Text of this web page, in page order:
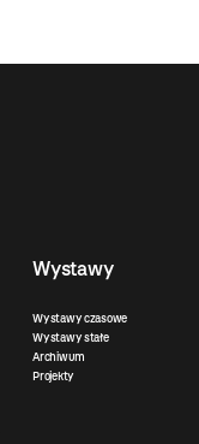
Wystawy
Wystawy czasowe
Wystawy stałe
Archiwum
Projekty